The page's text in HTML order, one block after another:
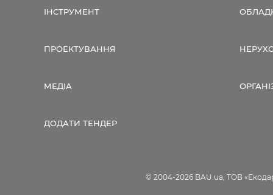
ІНСТРУМЕНТ
ПРОЕКТУВАННЯ
МЕДІА
ДОДАТИ ТЕНДЕР
© 2004-2026 BAU.ua, ТОВ